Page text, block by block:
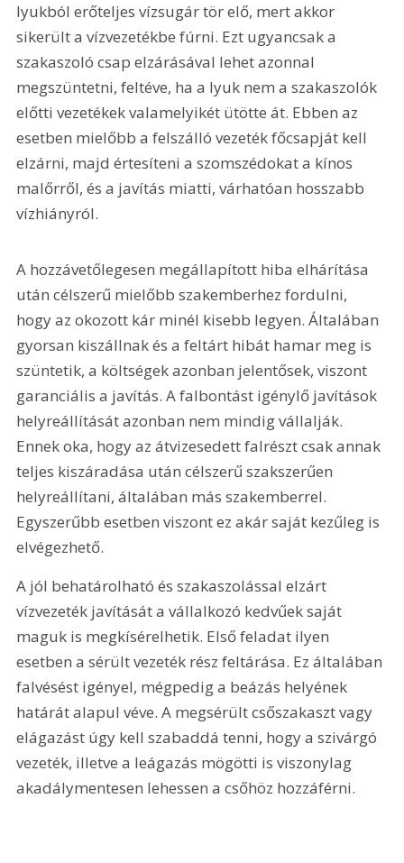
lyukból erőteljes vízsugár tör elő, mert akkor
sikerült a vízvezetékbe fúrni. Ezt ugyancsak a
szakaszoló csap elzárásával lehet azonnal
megszüntetni, feltéve, ha a lyuk nem a szakaszolók
előtti vezetékek valamelyikét ütötte át. Ebben az
esetben mielőbb a felszálló vezeték főcsapját kell
elzárni, majd értesíteni a szomszédokat a kínos
malőrről, és a javítás miatti, várhatóan hosszabb
vízhiányról.
A hozzávetőlegesen megállapított hiba elhárítása
után célszerű mielőbb szakemberhez fordulni,
hogy az okozott kár minél kisebb legyen. Általában
gyorsan kiszállnak és a feltárt hibát hamar meg is
szüntetik, a költségek azonban jelentősek, viszont
garanciális a javítás. A falbontást igénylő javítások
helyreállítását azonban nem mindig vállalják.
Ennek oka, hogy az átvizesedett falrészt csak annak
teljes kiszáradása után célszerű szakszerűen
helyreállítani, általában más szakemberrel.
Egyszerűbb esetben viszont ez akár saját kezűleg is
elvégezhető.
A jól behatárolható és szakaszolással elzárt
vízvezeték javítását a vállalkozó kedvűek saját
maguk is megkísérelhetik. Első feladat ilyen
esetben a sérült vezeték rész feltárása. Ez általában
falvésést igényel, mégpedig a beázás helyének
határát alapul véve. A megsérült csőszakaszt vagy
elágazást úgy kell szabaddá tenni, hogy a szivárgó
vezeték, illetve a leágazás mögötti is viszonylag
akadálymentesen lehessen a csőhöz hozzáférni.